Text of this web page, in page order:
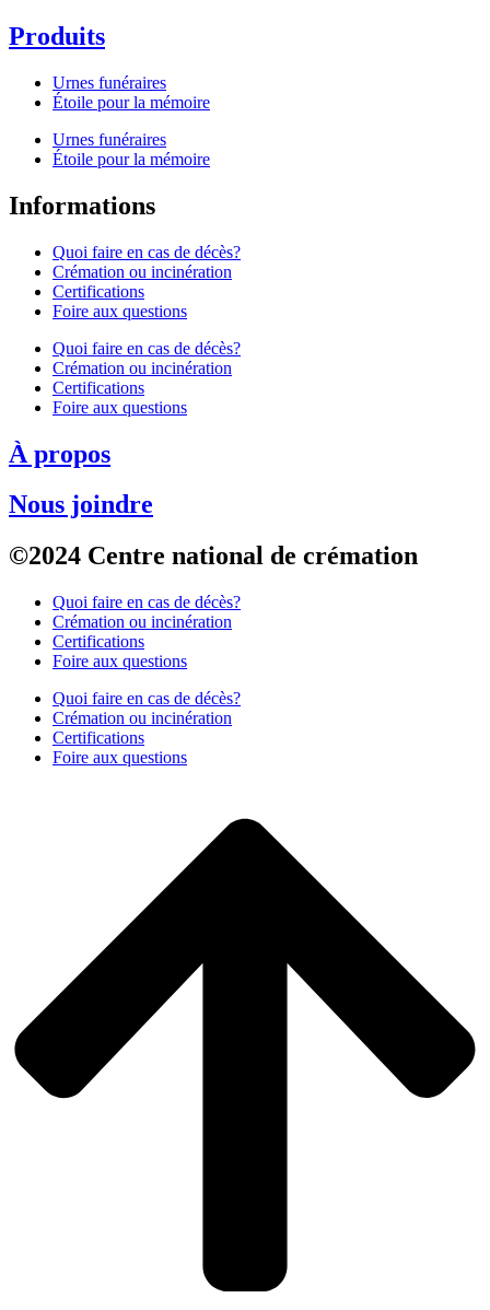
Produits
Urnes funéraires
Étoile pour la mémoire
Urnes funéraires
Étoile pour la mémoire
Informations
Quoi faire en cas de décès?
Crémation ou incinération
Certifications
Foire aux questions
Quoi faire en cas de décès?
Crémation ou incinération
Certifications
Foire aux questions
À propos
Nous joindre
©2024 Centre national de crémation
Quoi faire en cas de décès?
Crémation ou incinération
Certifications
Foire aux questions
Quoi faire en cas de décès?
Crémation ou incinération
Certifications
Foire aux questions